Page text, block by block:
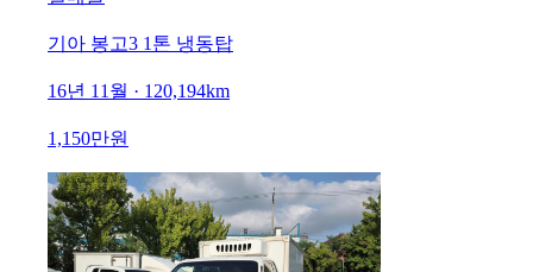
기아 봉고3 1톤 냉동탑
16년 11월 · 120,194km
1,150만원